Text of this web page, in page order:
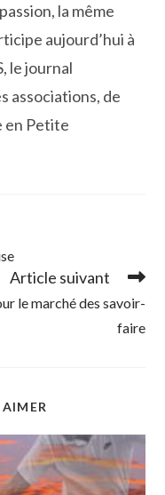
la même
aujourd’hui à
le journal
associations, de
en Petite
Article suivant
le marché des savoir-
faire